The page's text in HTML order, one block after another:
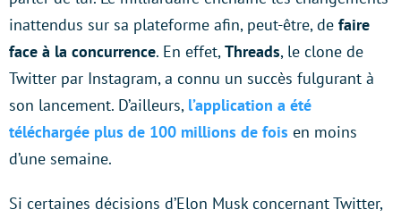
inattendus sur sa plateforme afin, peut-être, de faire
face à la concurrence. En effet, Threads, le clone de
Twitter par Instagram, a connu un succès fulgurant à
son lancement. D’ailleurs, l’application a été
téléchargée plus de 100 millions de fois en moins
d’une semaine.
Si certaines décisions d’Elon Musk concernant Twitter,